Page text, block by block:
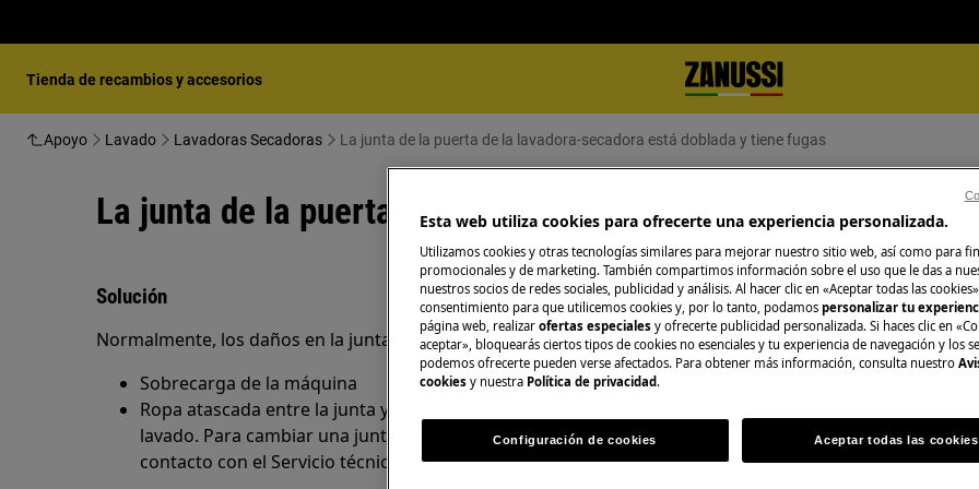
Tienda de recambios y accesorios
Apoyo Lavado Lavadoras Secadoras La junta de la puerta de la lavadora-secadora está doblada y tiene fugas
La junta de la puerta de la lavadora-secadora está doblada
Solución
Normalmente, los daños en la junta de la puerta se deben a:
Sobrecarga de la máquina
Ropa atascada entre la junta y el panel de la puerta al inicio del ciclo de
lavado. Para cambiar una junta dañada o que deja pasar el agua, póngase en
contacto con el Servicio técnico oficial.
O consulta la
Consulta en
distintos
ellos se adapta
Esta web utiliza cookies para ofrecerte una experiencia personalizada.
Utilizamos cookies y otras tecnologías similares para mejorar nuestro sitio web, así como para
promocionales y de marketing. También compartimos información sobre el uso que le das a
nuestros socios de redes sociales, publicidad y análisis. Al hacer clic en «Aceptar todas las
consentimiento para que utilicemos cookies y, por lo tanto, podamos personalizar tu
página web, realizar ofertas especiales y ofrecerte publicidad personalizada. Si haces clic en
aceptar», bloquearás ciertos tipos de cookies no esenciales y tu experiencia de navegación y los
podemos ofrecerte pueden verse afectados. Para obtener más información, consulta nuestro
cookies y nuestra Política de privacidad.
Configuración de cookies Aceptar todas las cookies